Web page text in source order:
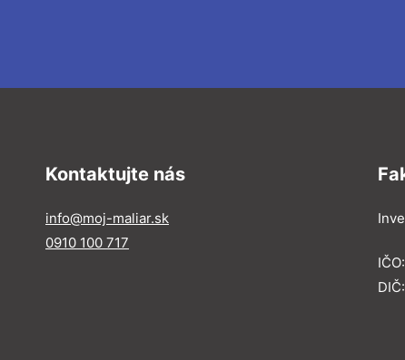
Kontaktujte nás
info@moj-maliar.sk
0910 100 717